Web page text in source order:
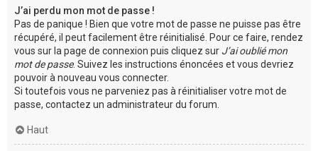
J’ai perdu mon mot de passe !
Pas de panique ! Bien que votre mot de passe ne puisse pas être
récupéré, il peut facilement être réinitialisé. Pour ce faire, rendez
vous sur la page de connexion puis cliquez sur J’ai oublié mon
mot de passe. Suivez les instructions énoncées et vous devriez
pouvoir à nouveau vous connecter.
Si toutefois vous ne parveniez pas à réinitialiser votre mot de
passe, contactez un administrateur du forum.
Haut